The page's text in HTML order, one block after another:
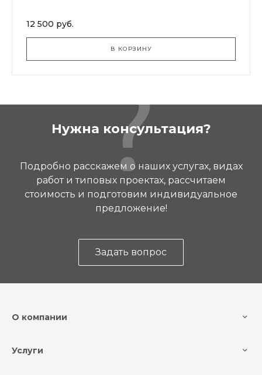
12 500 руб.
В КОРЗИНУ
Нужна консультация?
Подробно расскажем о наших услугах, видах
работ и типовых проектах, рассчитаем
стоимость и подготовим индивидуальное
предложение!
Задать вопрос
О компании
Услуги